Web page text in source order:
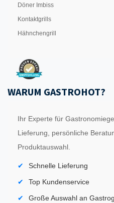
Döner Imbiss
Kontaktgrills
Hähnchengrill
WARUM GASTROHOT?
Ihr Experte für
Lieferung, persönliche
Produktauswahl.
Schnelle Lieferung
Top Kundenservice
Große Auswahl an